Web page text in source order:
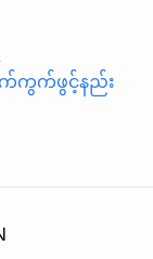
လက်ကွက်ဖွင့်နည်း